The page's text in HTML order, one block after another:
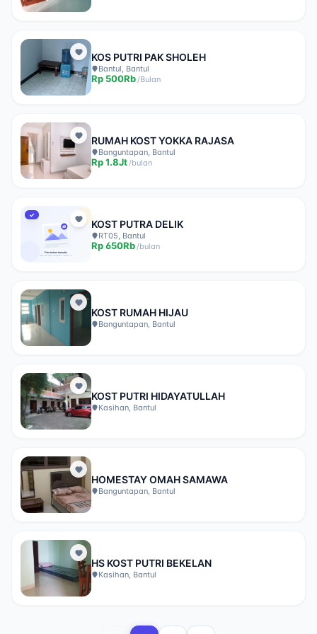
KOS PUTRI PAK SHOLEH
Bantul, Bantul
Rp 500Rb/Bulan
RUMAH KOST YOKKA RAJASA
Banguntapan, Bantul
Rp1.8Jt/bulan
✓
KOST PUTRA DELIK
RT05, Bantul
Rp650Rb/bulan
KOST RUMAH HIJAU
Banguntapan, Bantul
KOST PUTRI HIDAYATULLAH
Kasihan, Bantul
HOMESTAY OMAH SAMAWA
Banguntapan, Bantul
HS KOST PUTRI BEKELAN
Kasihan, Bantul